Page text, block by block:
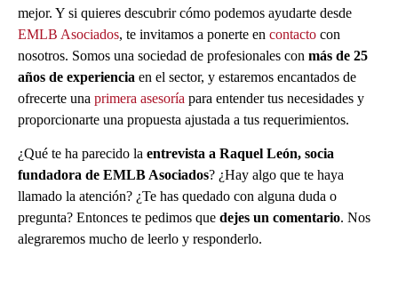
mejor. Y si quieres descubrir cómo podemos ayudarte desde
EMLB Asociados, te invitamos a ponerte en contacto con
nosotros. Somos una sociedad de profesionales con más de 25
años de experiencia en el sector, y estaremos encantados de
ofrecerte una primera asesoría para entender tus necesidades y
proporcionarte una propuesta ajustada a tus requerimientos.
¿Qué te ha parecido la entrevista a Raquel León, socia
fundadora de EMLB Asociados? ¿Hay algo que te haya
llamado la atención? ¿Te has quedado con alguna duda o
pregunta? Entonces te pedimos que dejes un comentario. Nos
alegraremos mucho de leerlo y responderlo.